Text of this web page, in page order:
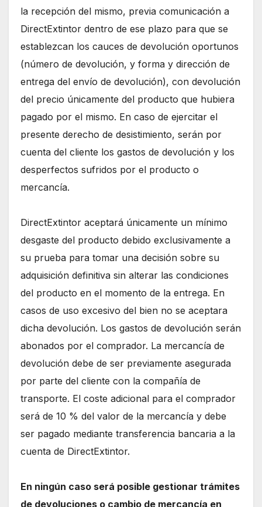
la recepción del mismo, previa comunicación a
DirectExtintor dentro de ese plazo para que se
establezcan los cauces de devolución oportunos
(número de devolución, y forma y dirección de
entrega del envío de devolución), con devolución
del precio únicamente del producto que hubiera
pagado por el mismo. En caso de ejercitar el
presente derecho de desistimiento, serán por
cuenta del cliente los gastos de devolución y los
desperfectos sufridos por el producto o
mercancía.
DirectExtintor aceptará únicamente un mínimo
desgaste del producto debido exclusivamente a
su prueba para tomar una decisión sobre su
adquisición definitiva sin alterar las condiciones
del producto en el momento de la entrega. En
casos de uso excesivo del bien no se aceptara
dicha devolución. Los gastos de devolución serán
abonados por el comprador. La mercancía de
devolución debe de ser previamente asegurada
por parte del cliente con la compañía de
transporte. El coste adicional para el comprador
será de 10 % del valor de la mercancía y debe
ser pagado mediante transferencia bancaria a la
cuenta de DirectExtintor.
En ningún caso será posible gestionar trámites
de devoluciones o cambio de mercancía en